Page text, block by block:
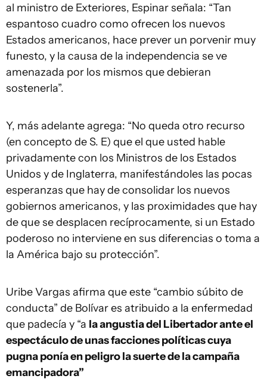
al ministro de Exteriores, Espinar señala: “Tan
espantoso cuadro como ofrecen los nuevos
Estados americanos, hace prever un porvenir muy
funesto, y la causa de la independencia se ve
amenazada por los mismos que debieran
sostenerla”.
Y, más adelante agrega: “No queda otro recurso
(en concepto de S. E) que el que usted hable
privadamente con los Ministros de los Estados
Unidos y de Inglaterra, manifestándoles las pocas
esperanzas que hay de consolidar los nuevos
gobiernos americanos, y las proximidades que hay
de que se desplacen recíprocamente, si un Estado
poderoso no interviene en sus diferencias o toma a
la América bajo su protección”.
Uribe Vargas afirma que este “cambio súbito de
conducta” de Bolívar es atribuido a la enfermedad
que padecía y “a la angustia del Libertador ante el
espectáculo de unas facciones políticas cuya
pugna ponía en peligro la suerte de la campaña
emancipadora”